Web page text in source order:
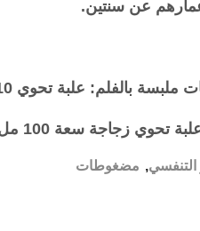
عن سنتين.
علبة تحوي 10 مضغوطات ملبسة بالفلم.
زجاجة سعة 100 مل شراب.
التنفسي, مضغوطات